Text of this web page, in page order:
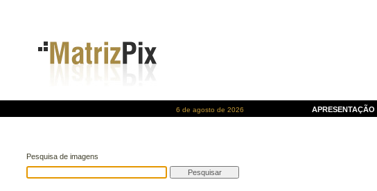
6 de agosto de 2026 APRESENTAÇÃO
Pesquisa de imagens